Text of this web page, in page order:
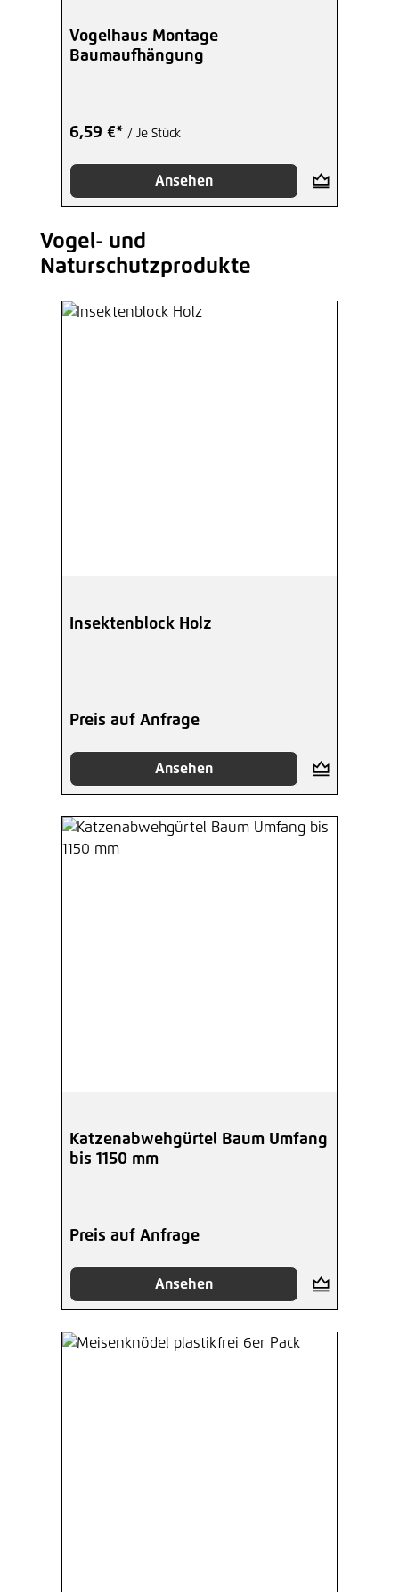
Vogelhaus Montage
Baumaufhängung
6,59 €* / Je Stück
Ansehen
Produktgalerie überspringen
Vogel- und
Naturschutzprodukte
Insektenblock Holz
Preis auf Anfrage
Ansehen
Katzenabwehgürtel Baum Umfang
bis 1150 mm
Preis auf Anfrage
Ansehen